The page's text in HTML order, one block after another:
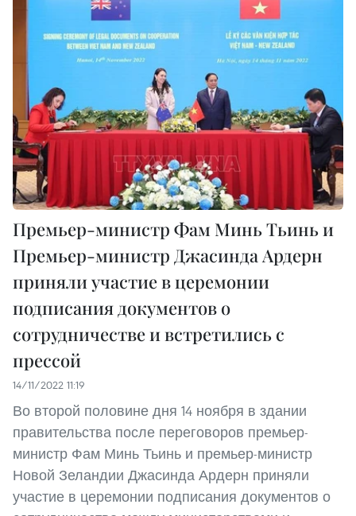
Премьер-министр Фам Минь Тьинь и
Премьер-министр Джасинда Ардерн
приняли участие в церемонии
подписания документов о
сотрудничестве и встретились с
прессой
14/11/2022 11:19
Во второй половине дня 14 ноября в здании
правительства после переговоров премьер-
министр Фам Минь Тьинь и премьер-министр
Новой Зеландии Джасинда Ардерн приняли
участие в церемонии подписания документов о